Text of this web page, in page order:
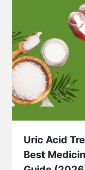
Uric Acid
Best